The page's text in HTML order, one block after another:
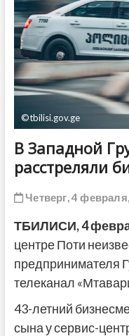
©tbilisi.gov.ge
В Западной
расстреляли
Четверг, 4
ТБИЛИСИ, 4
центре Поти
предпринимателя
телеканал
43-летний
сына у сервис-